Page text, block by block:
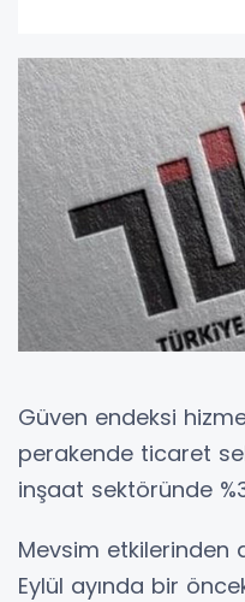
Güven endeksi
perakende ticaret
inşaat sektöründe
Mevsim etkilerinden
Eylül ayında bir